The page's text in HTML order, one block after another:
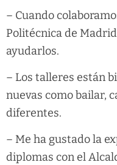
– Cuando
Politécnica de
ayudarlos.
– Los talleres están
nuevas como bailar,
diferentes.
– Me ha gustado la
diplomas con el